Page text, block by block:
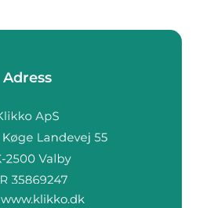
Adress
www.klikko.dk